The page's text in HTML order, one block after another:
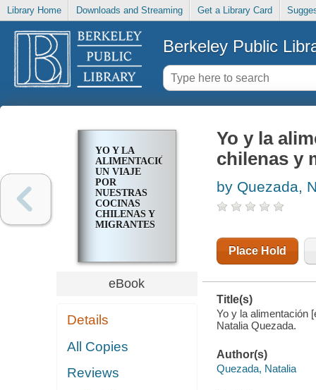
Library Home Downloads and Streaming Get a Library Card
Berkeley Public
YO Y LA
ALIMENTACIÓN
UN VIAJE
POR
NUESTRAS
COCINAS
CHILENAS Y
MIGRANTES
eBook
Details
All Copies
Reviews
Yo y la
chilenas y
by Quezada,
Place Hold
Title(s)
Yo y la alimentación
Natalia Quezada.
Author(s)
Quezada, Natalia